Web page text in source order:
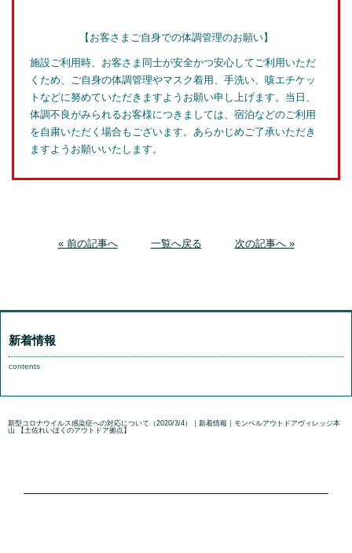
【お客さまご自身での体調管理のお願い】
施設ご利用時、お客さま同士が安全かつ安心してご利用いただ
くため、ご自身の体調管理やマスク着用、手洗い、咳エチケッ
トなどに努めていただきますようお願い申し上げます。当日、
体調不良がみられるお客様につきましては、宿泊などのご利用
を自粛いただく場合もございます。あらかじめご了承いただき
ますようお願いいたします。
« 前の記事へ 一覧へ戻る 次の記事へ »
新着情報
contents
新型コロナウイルス感染症への対応について（2020/3/4）｜新着情報｜モンベルアウトドアヴィレッジ本
山 【土佐れいほくのアウトドア拠点】